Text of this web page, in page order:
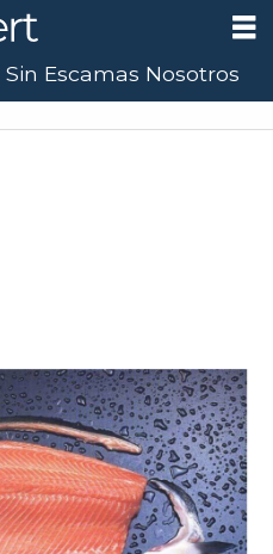
Sin Escamas Nosotros